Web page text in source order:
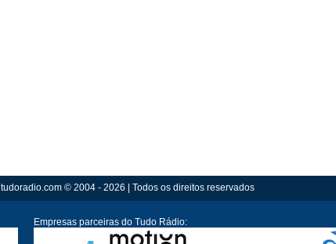
tudoradio.com © 2004 - 2026 | Todos os direitos reservados
Empresas parceiras do Tudo Rádio: